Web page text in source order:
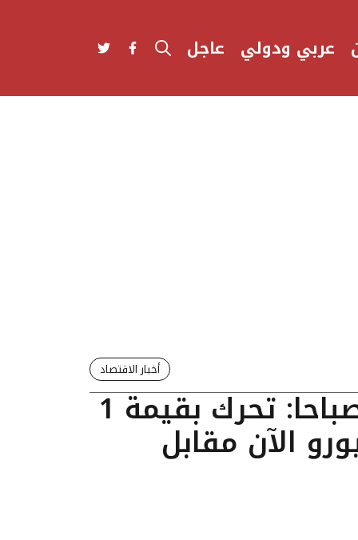
عربي ودولي عاجل
أخبار الاقتصاد
تحديث 10:25 صباحا: تحرك بقيمة 1
الآن مقابل